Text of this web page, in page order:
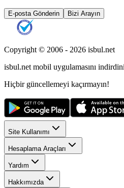
E-posta Gönderin Bizi Arayın
Copyright © 2006 - 2026 isbul.net
isbul.net mobil uygulamasını
Hiçbir güncellemeyi kaçırmayın!
Site Kullanımı
Hesaplama Araçları
Yardım
Hakkımızda